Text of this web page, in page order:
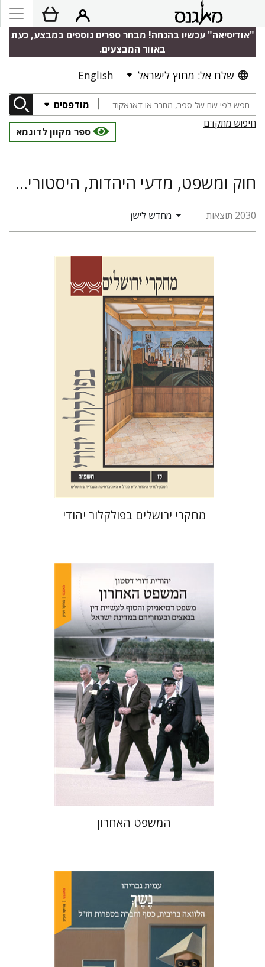
"אודיסיאה" עכשיו בהנחה! מבחר ספרים נוספים במבצע, כעת
באזור המבצעים.
שלח אל: מחוץ לישראל English
מודפסים
חיפוש מתקדם
ספר מקוון לדוגמא
חוק ומשפט, מדעי היהדות, היסטוריה, דתות
2030 תוצאות מחדש לישן
שלום צבר גלית חזן-רוקם
סלמון
הנחת אתר ספר מודפס
$35
$32
מחקרי ירושלים בפולקלור יהודי
יהודית דורי דסטון
הנחת אתר ספר מודפס
$46
$41
המשפט האחרון
עמית גבריהו